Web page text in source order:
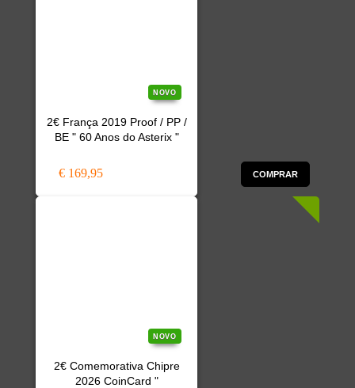
NOVO
2€ França 2019 Proof / PP /
BE " 60 Anos do Asterix "
€ 169,95 COMPRAR
NOVO
2€ Comemorativa Chipre
2026 CoinCard "